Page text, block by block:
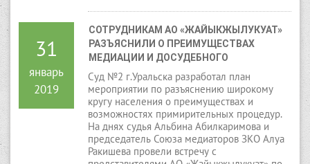
31
январь
2019
СОТРУДНИКАМ АО «ЖАЙЫКЖЫЛУКУАТ»
РАЗЪЯСНИЛИ О ПРЕИМУЩЕСТВАХ
МЕДИАЦИИ И ДОСУДЕБНОГО
УРЕГУЛИРОВАНИЯ СПОРОВ
Суд №2 г.Уральска разработал план
мероприятии по разъяснению широкому
кругу населения о преимуществах и
возможностях примирительных процедур.
На днях судья Альбина Абилкаримова и
председатель Союза медиаторов ЗКО Алуа
Ракишева провели встречу с